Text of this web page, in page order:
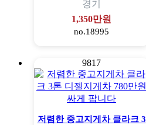
경기
1,350만원
no.18995
9817
저렴한 중고지게차 클라크 3